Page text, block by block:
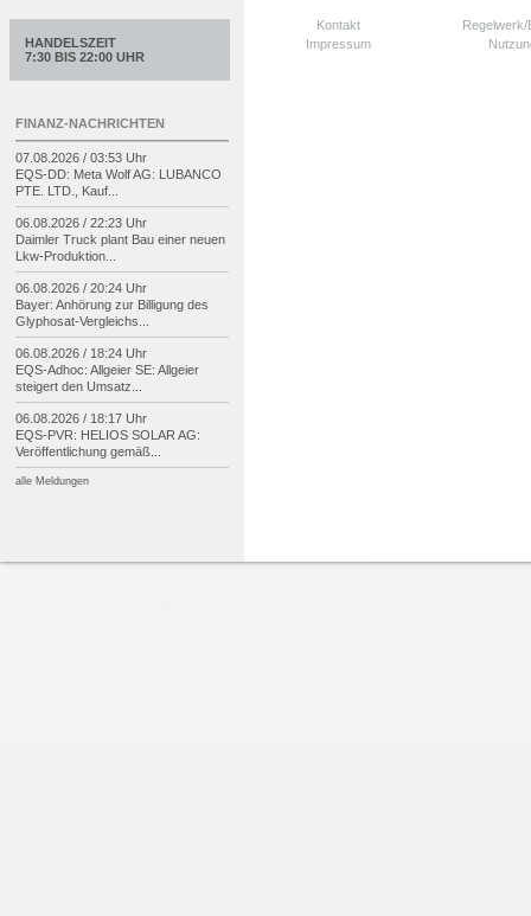
Kontakt
Impressum
HANDELSZEIT
7:30 BIS 22:00 UHR
FINANZ-NACHRICHTEN
07.08.2026 / 03:53 Uhr
EQS-DD: Meta Wolf AG: LUBANCO
PTE. LTD., Kauf...
06.08.2026 / 22:23 Uhr
Daimler Truck plant Bau einer neuen
Lkw-Produktion...
06.08.2026 / 20:24 Uhr
Bayer: Anhörung zur Billigung des
Glyphosat-Vergleichs...
06.08.2026 / 18:24 Uhr
EQS-Adhoc: Allgeier SE: Allgeier
steigert den Umsatz...
06.08.2026 / 18:17 Uhr
EQS-PVR: HELIOS SOLAR AG:
Veröffentlichung gemäß...
alle Meldungen